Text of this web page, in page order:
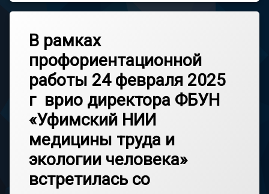
В рамках
профориентационной
работы 24 февраля 2025
г врио директора ФБУН
«Уфимский НИИ
медицины труда и
экологии человека»
встретилась со